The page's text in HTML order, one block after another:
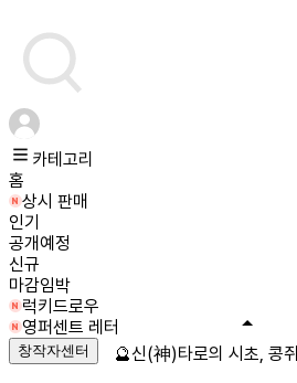
카테고리
홈
상시 판매
인기
공개예정
신규
마감임박
럭키드로우
영퍼센트 레터
창작자센터 🔮신(神)타로의 시초, 콩